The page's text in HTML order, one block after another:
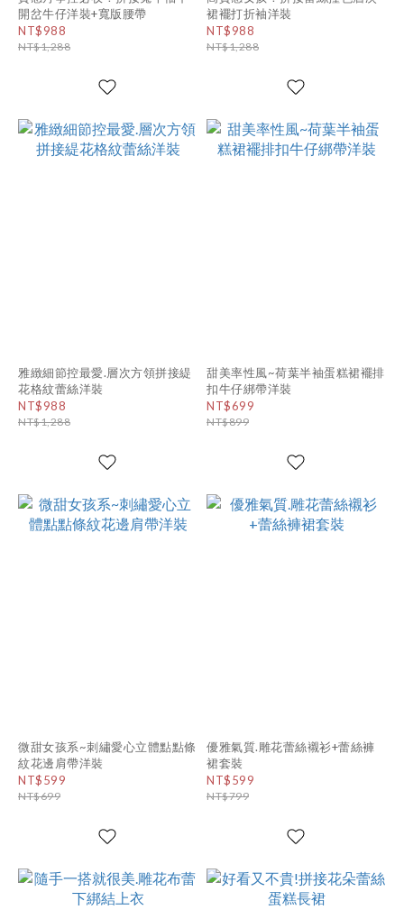
開岔牛仔洋裝+寬版腰帶
NT$988
NT$1,288
裙襬打折袖洋裝
NT$988
NT$1,288
雅緻細節控最愛.層次方領拼接緹
花格紋蕾絲洋裝
NT$988
NT$1,288
甜美率性風~荷葉半袖蛋糕裙襬排
扣牛仔綁帶洋裝
NT$699
NT$899
微甜女孩系~刺繡愛心立體點點條
紋花邊肩帶洋裝
NT$599
NT$699
優雅氣質.雕花蕾絲襯衫+蕾絲褲
裙套裝
NT$599
NT$799